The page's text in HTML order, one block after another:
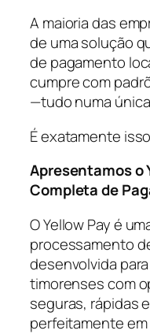
A maioria das
de uma solução
de pagamento
cumpre com
—tudo numa
É exatamente
Apresentamos o
Completa de
O Yellow Pay é
processamento
desenvolvida
timorenses com
seguras, rápidas
perfeitamente